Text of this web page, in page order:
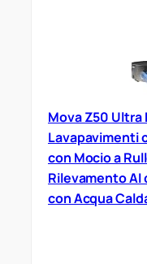
Mova Z50
Lavapavimenti
con Mocio a
Rilevamento AI
con Acqua